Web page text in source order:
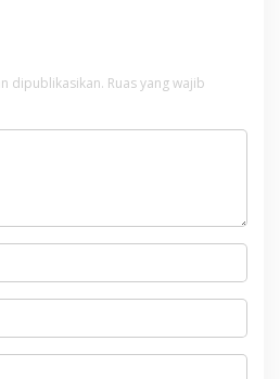
dipublikasikan. Ruas yang wajib